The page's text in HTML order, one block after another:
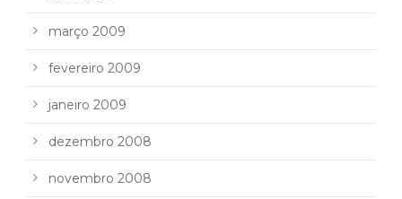
março 2009
fevereiro 2009
janeiro 2009
dezembro 2008
novembro 2008